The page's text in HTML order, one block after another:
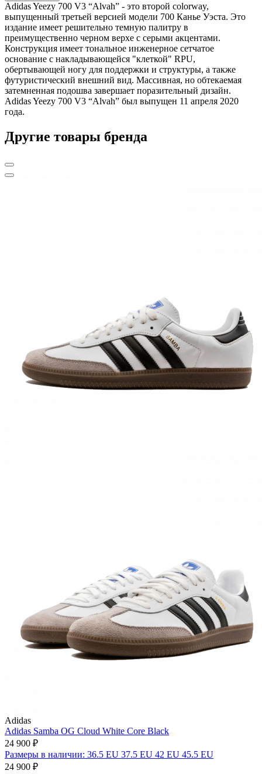
Adidas Yeezy 700 V3 “Alvah” - это второй colorway,
выпущенный третьей версией модели 700 Канье Уэста. Это
издание имеет решительно темную палитру в
преимущественно черном верхе с серыми акцентами.
Конструкция имеет тональное инженерное сетчатое
основание с накладывающейся "клеткой" RPU,
обертывающей ногу для поддержки и структуры, а также
футуристический внешний вид. Массивная, но обтекаемая
затемненная подошва завершает поразительный дизайн.
Adidas Yeezy 700 V3 “Alvah” был выпущен 11 апреля 2020
года.
Другие товары бренда
Adidas
Adidas Samba OG Cloud White Core Black
24 900 ₽
Размеры в наличии: 36.5 EU 37.5 EU 42 EU 45.5 EU
24 900 ₽